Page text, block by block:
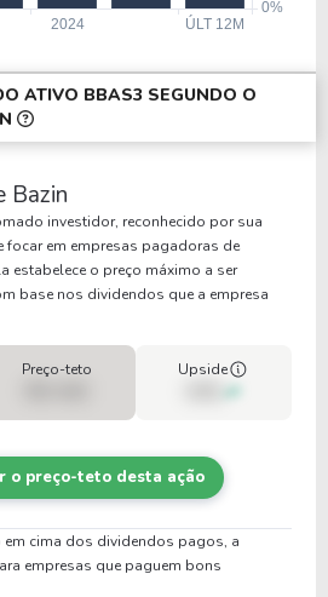
ATIVO BBAS3 SEGUNDO O
Bazin
investidor, reconhecido por sua
focar em empresas pagadoras de
estabelece o preço máximo a ser
base nos dividendos que a empresa
Preço-teto Upside
o preço-teto desta ação
cima dos dividendos pagos, a
empresas que paguem bons